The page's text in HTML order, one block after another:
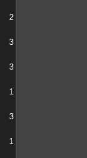
2
3
3
1
3
1